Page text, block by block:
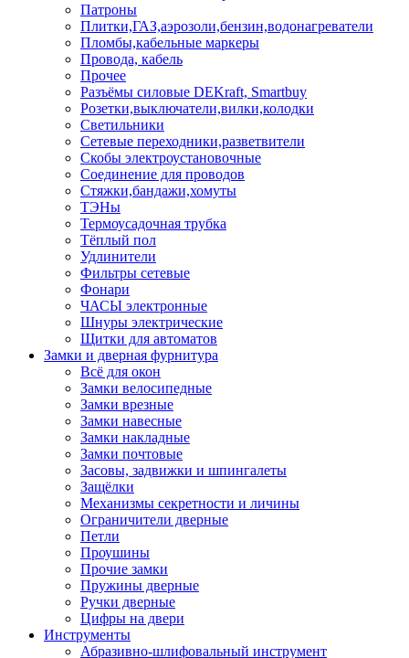
Патроны
Плитки,ГАЗ,аэрозоли,бензин,водонагреватели
Пломбы,кабельные маркеры
Провода, кабель
Прочее
Разъёмы силовые DEKraft, Smartbuy
Розетки,выключатели,вилки,колодки
Светильники
Сетевые переходники,разветвители
Скобы электроустановочные
Соединение для проводов
Стяжки,бандажи,хомуты
ТЭНы
Термоусадочная трубка
Тёплый пол
Удлинители
Фильтры сетевые
Фонари
ЧАСЫ электронные
Шнуры электрические
Щитки для автоматов
Замки и дверная фурнитура
Всё для окон
Замки велосипедные
Замки врезные
Замки навесные
Замки накладные
Замки почтовые
Засовы, задвижки и шпингалеты
Защёлки
Механизмы секретности и личины
Ограничители дверные
Петли
Проушины
Прочие замки
Пружины дверные
Ручки дверные
Цифры на двери
Инструменты
Абразивно-шлифовальный инструмент